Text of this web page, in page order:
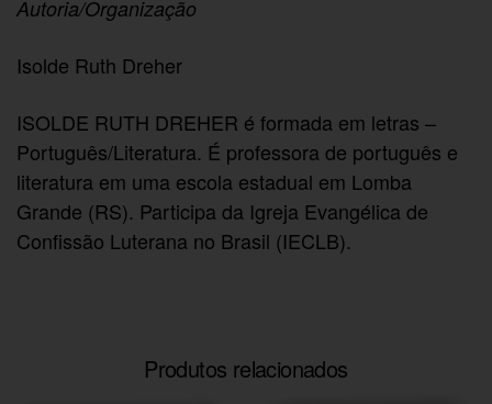
Autoria/Organização
Isolde Ruth Dreher
ISOLDE RUTH DREHER é formada em letras –
Português/Literatura. É professora de português e
literatura em uma escola estadual em Lomba
Grande (RS). Participa da Igreja Evangélica de
Confissão Luterana no Brasil (IECLB).
Produtos relacionados